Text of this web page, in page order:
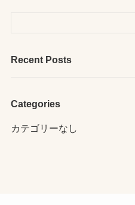
Recent Posts
Categories
カテゴリーなし